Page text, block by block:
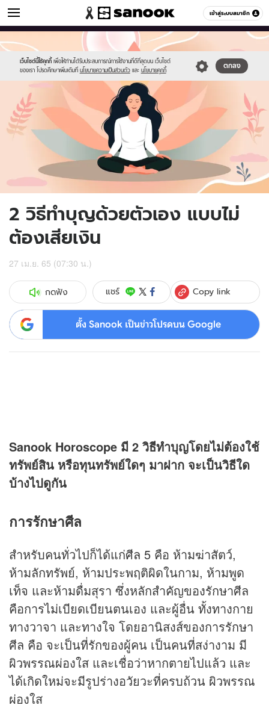
เข้าสู่ระบบสมาชิก
ดูดวง หมวดอื่นๆ
เว็บไซต์นี้ใช้คุกกี้ เพื่อให้ท่านได้รับประสบการณ์การใช้งานที่ดีที่สุดบน เว็บไซต์
ของเรา โปรดศึกษาเพิ่มเติมที่ นโยบายความเป็นส่วนตัว และ นโยบายคุกกี้
ตกลง
//s.isanook.com/sr/0/images/logo-
new-
sanook.png
//s.isanook.com/ho/0/ud/45/228353/sanook270465-
01.jpg
2 วิธีทำบุญด้วยตัวเอง แบบไม่
ต้องเสียเงิน
27 เม.ย. 65 (07:30 น.)
กดฟัง แชร์ Copy link
ตั้ง Sanook เป็นข่าวโปรดบน Google
Sanook Horoscope มี 2 วิธีทำบุญโดยไม่ต้องใช้
ทรัพย์สิน หรือทุนทรัพย์ใดๆ มาฝาก จะเป็นวิธีใด
บ้างไปดูกัน
การรักษาศีล
สำหรับคนทั่วไปก็ได้แก่ศีล 5 คือ ห้ามฆ่าสัตว์,
ห้ามลักทรัพย์, ห้ามประพฤติผิดในกาม, ห้ามพูด
เท็จ และห้ามดื่มสุรา ซึ่งหลักสำคัญของรักษาศีล
คือการไม่เบียดเบียนตนเอง และผู้อื่น ทั้งทางกาย
ทางวาจา และทางใจ โดยอานิสงส์ของการรักษา
ศีล คือ จะเป็นที่รักของผู้คน เป็นคนที่สง่างาม มี
ผิวพรรณผ่องใส และเชื่อว่าหากตายไปแล้ว และ
ได้เกิดใหม่จะมีรูปร่างอวัยวะที่ครบถ้วน ผิวพรรณ
ผ่องใส